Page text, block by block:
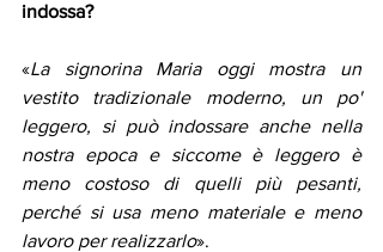
indossa?
«La signorina Maria oggi mostra un
vestito tradizionale moderno, un po'
leggero, si può indossare anche nella
nostra epoca e siccome è leggero è
meno costoso di quelli più pesanti,
perché si usa meno materiale e meno
lavoro per realizzarlo».